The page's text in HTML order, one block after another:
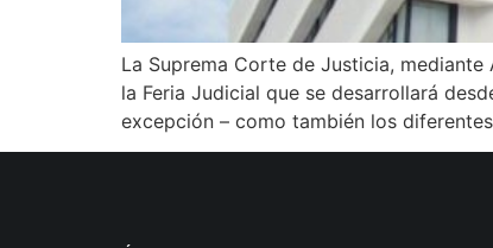
La Suprema Corte de Justicia,
la Feria Judicial que se desarrollará
excepción – como también los